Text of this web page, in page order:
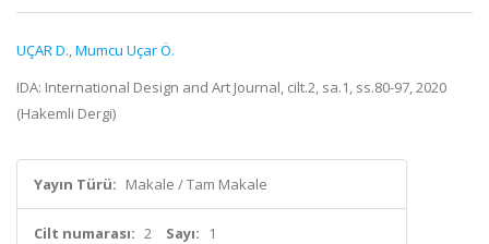
UÇAR D.,Mumcu Uçar Ö.
IDA: International Design and Art Journal, cilt.2, sa.1, ss.80-97, 2020
(Hakemli Dergi)
Yayın Türü: Makale / Tam Makale
Cilt numarası: 2 Sayı: 1